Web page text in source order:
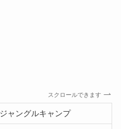
スクロールできます
ジャングルキャンプ